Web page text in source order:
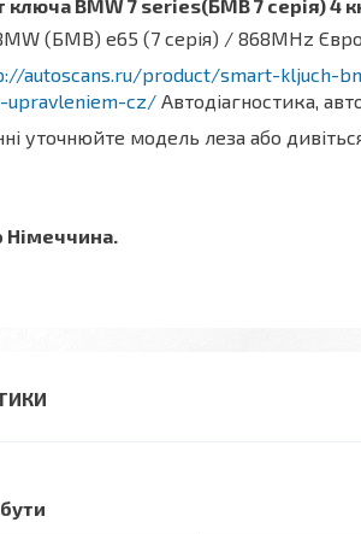
ключа BMW 7 series(БМВ 7 серія) 4
(БМВ) e65 (7 серія) / 868MHz
autoscans.ru/product/smart-kljuch-
upravleniem-cz/ Автодіагностика,
уточнюйте модель леза або
Німеччина.